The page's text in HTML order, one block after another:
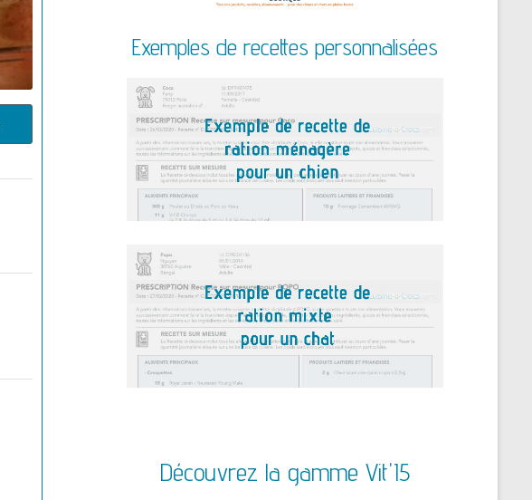
Exemples de recettes personnalisées
Découvrez la gamme Vit'I5